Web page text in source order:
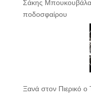
Σάκης
ποδοσφαίρου
Ξανά στον Πιερικό ο